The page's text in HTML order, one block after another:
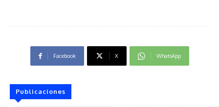
Facebook X WhatsApp
Publicaciones